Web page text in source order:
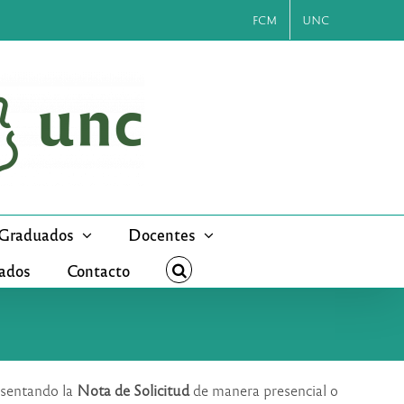
FCM UNC
Docentes
Contacto
la Nota de Solicitudde manera presencial o